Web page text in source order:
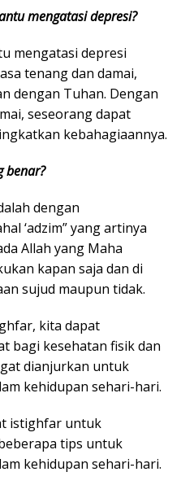
mengatasi depresi?
mengatasi depresi
tenang dan damai,
dengan Tuhan. Dengan
seseorang dapat
kebahagiaannya.
benar?
dengan
‘adzim” yang artinya
Allah yang Maha
kapan saja dan di
sujud maupun tidak.
kita dapat
bagi kesehatan fisik dan
dianjurkan untuk
kehidupan sehari-hari.
istighfar untuk
tips untuk
kehidupan sehari-hari.